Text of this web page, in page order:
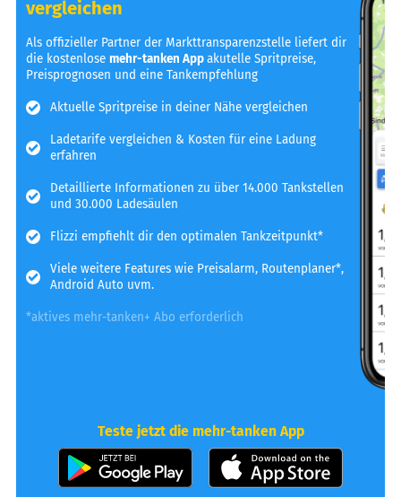
vergleichen
Als offizieller Partner der Markttransparenzstelle liefert dir
die kostenlosemehr-tanken Appakutelle Spritpreise,
Preisprognosen und eine Tankempfehlung
Aktuelle Spritpreise in deiner Nähe vergleichen
Ladetarife vergleichen & Kosten für eine Ladung
erfahren
Detaillierte Informationen zu über 14.000 Tankstellen
und 30.000 Ladesäulen
Flizzi empfiehlt dir den optimalen Tankzeitpunkt*
Viele weitere Features wie Preisalarm, Routenplaner*,
Android Auto uvm.
*aktives mehr-tanken+ Abo erforderlich
Teste jetzt die mehr-tanken App